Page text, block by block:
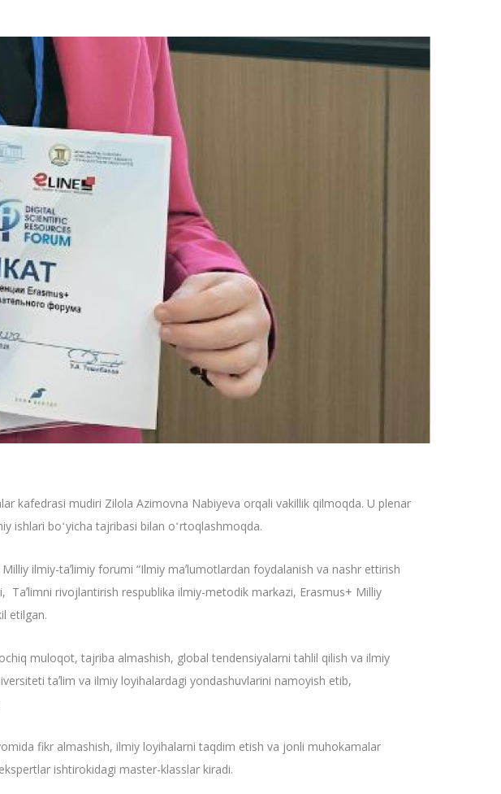
kafedrasi mudiri Zilola Azimovna Nabiyeva orqali vakillik qilmoqda. U plenar
ishlari boʻyicha tajribasi bilan oʻrtoqlashmoqda.
ilmiy-taʼlimiy forumi “Ilmiy maʼlumotlardan foydalanish va nashr ettirish
Taʼlimni rivojlantirish respublika ilmiy-metodik markazi, Erasmus+ Milliy
etilgan.
muloqot, tajriba almashish, global tendensiyalarni tahlil qilish va ilmiy
taʼlim va ilmiy loyihalardagi yondashuvlarini namoyish etib,
fikr almashish, ilmiy loyihalarni taqdim etish va jonli muhokamalar
ishtirokidagi master-klasslar kiradi.